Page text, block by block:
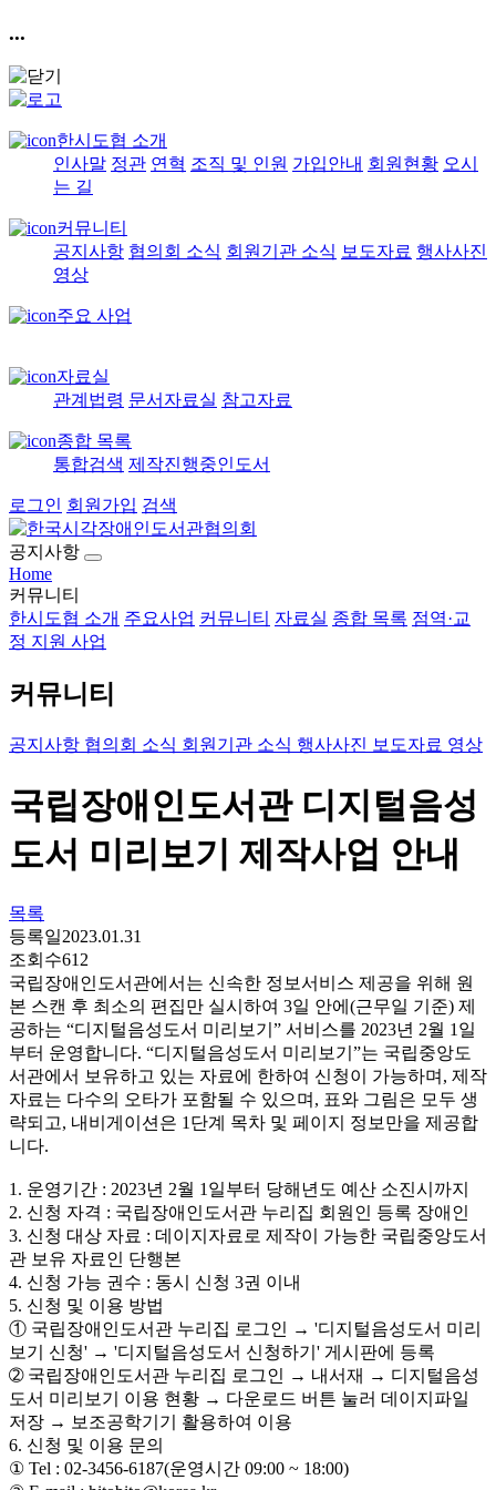
...
한시도협 소개
인사말 정관 연혁 조직 및 인원 가입안내 회원현황 오시
는 길
커뮤니티
공지사항 협의회 소식 회원기관 소식 보도자료 행사사진
영상
주요 사업
자료실
관계법령 문서자료실 참고자료
종합 목록
통합검색 제작진행중인도서
로그인 회원가입 검색
공지사항
Home
커뮤니티
한시도협 소개 주요사업 커뮤니티 자료실 종합 목록 점역·교
정 지원 사업
커뮤니티
공지사항 협의회 소식 회원기관 소식 행사사진 보도자료 영상
국립장애인도서관 디지털음성
도서 미리보기 제작사업 안내
목록
등록일2023.01.31
조회수612
국립장애인도서관에서는 신속한 정보서비스 제공을 위해 원
본 스캔 후 최소의 편집만 실시하여 3일 안에(근무일 기준) 제
공하는 “디지털음성도서 미리보기” 서비스를 2023년 2월 1일
부터 운영합니다. “디지털음성도서 미리보기”는 국립중앙도
서관에서 보유하고 있는 자료에 한하여 신청이 가능하며, 제작
자료는 다수의 오타가 포함될 수 있으며, 표와 그림은 모두 생
략되고, 내비게이션은 1단계 목차 및 페이지 정보만을 제공합
니다.
1. 운영기간 : 2023년 2월 1일부터 당해년도 예산 소진시까지
2. 신청 자격 : 국립장애인도서관 누리집 회원인 등록 장애인
3. 신청 대상 자료 : 데이지자료로 제작이 가능한 국립중앙도서
관 보유 자료인 단행본
4. 신청 가능 권수 : 동시 신청 3권 이내
5. 신청 및 이용 방법
① 국립장애인도서관 누리집 로그인 → '디지털음성도서 미리
보기 신청' → '디지털음성도서 신청하기' 게시판에 등록
➁ 국립장애인도서관 누리집 로그인 → 내서재 → 디지털음성
도서 미리보기 이용 현황 → 다운로드 버튼 눌러 데이지파일
저장 → 보조공학기기 활용하여 이용
6. 신청 및 이용 문의
① Tel : 02-3456-6187(운영시간 09:00 ~ 18:00)